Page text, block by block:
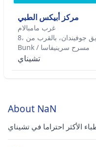
مركز أبيكس الطبي
غرب مامبالام
8، طريق جوفيندان، بالقرب من Mettupalayam IOC Petrol
Bunk / مسرح سرينيفاسا
تشيناي
About NaN